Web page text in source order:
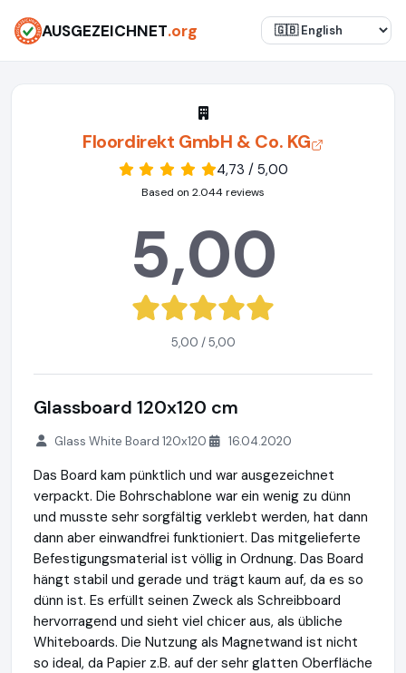
AUSGEZEICHNET.org
Floordirekt GmbH & Co. KG
4,73 / 5,00
Based on 2.044 reviews
5,00
5,00 / 5,00
Glassboard 120x120 cm
Glass White Board 120x120 16.04.2020
Das Board kam pünktlich und war ausgezeichnet
verpackt. Die Bohrschablone war ein wenig zu dünn
und musste sehr sorgfältig verklebt werden, hat dann
dann aber einwandfrei funktioniert. Das mitgelieferte
Befestigungsmaterial ist völlig in Ordnung. Das Board
hängt stabil und gerade und trägt kaum auf, da es so
dünn ist. Es erfüllt seinen Zweck als Schreibboard
hervorragend und sieht viel chicer aus, als übliche
Whiteboards. Die Nutzung als Magnetwand ist nicht
so ideal, da Papier z.B. auf der sehr glatten Oberfläche